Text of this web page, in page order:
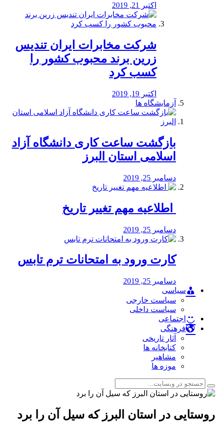
اکتبر 21, 2019
شرکت مخابرات ایران تندیس
زرین برند محبوب کشور را
کسب کرد
اکتبر 19, 2019
آزمایشگاه ها
بازگشت ساعت کاری دانشگاه آزاد
اسلامی استان البرز
دسامبر 25, 2019
️ اطلاعیه مهم تغییر تاریخ
دسامبر 25, 2019
کارت ورود به امتحانات ترم تابس
دسامبر 25, 2019
سیاسی
سیاست خارجی
سیاست داخلی
اجتماعی
فرهنگی
آثار تاریخی
کتابخانه ها
مشاهیر
موزه ها
روستایی در استان البرز که سیل آن را برد